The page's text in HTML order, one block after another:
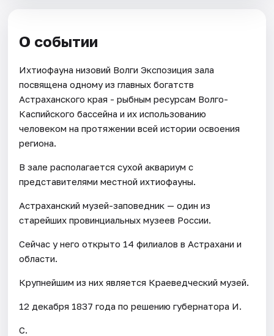
О событии
Ихтиофауна низовий Волги Экспозиция зала
посвящена одному из главных богатств
Астраханского края - рыбным ресурсам Волго-
Каспийского бассейна и их использованию
человеком на протяжении всей истории освоения
региона.
В зале располагается сухой аквариум с
представителями местной ихтиофауны.
Астраханский музей-заповедник — один из
старейших провинциальных музеев России.
Сейчас у него открыто 14 филиалов в Астрахани и
области.
Крупнейшим из них является Краеведческий музей.
12 декабря 1837 года по решению губернатора И.
С.